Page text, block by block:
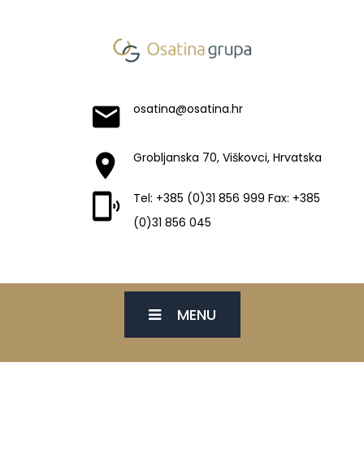
osatina@osatina.hr
Grobljanska 70, Viškovci, Hrvatska
Tel: +385 (0)31 856 999 Fax: +385
(0)31 856 045
MENU